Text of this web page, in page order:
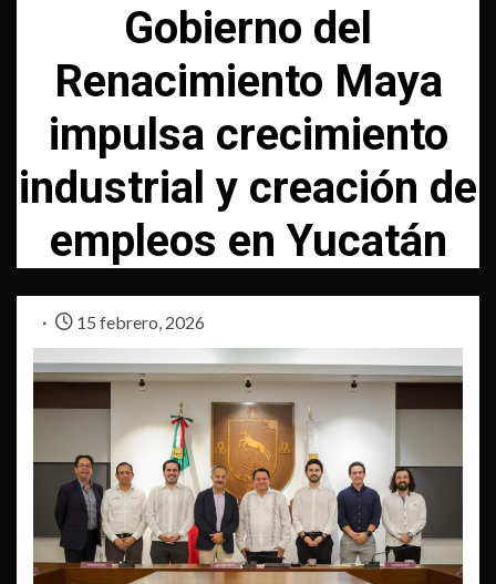
Gobierno del
Renacimiento Maya
impulsa crecimiento
industrial y creación de
empleos en Yucatán
15 febrero, 2026